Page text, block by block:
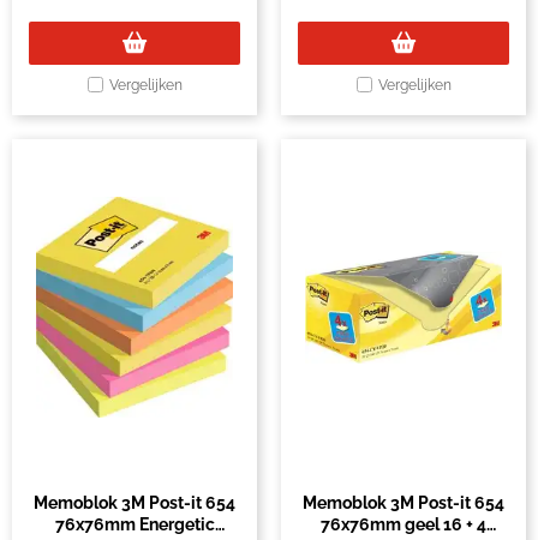
Vergelijken Vergelijken
Memoblok 3M Post-it 654
76x76mm Energetic
Memoblok 3M Post-it 654
76x76mm geel 16 + 4